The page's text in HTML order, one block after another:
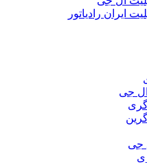
ایران رادیاتور
جی
جی